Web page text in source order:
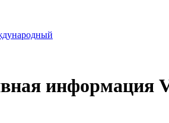
информация